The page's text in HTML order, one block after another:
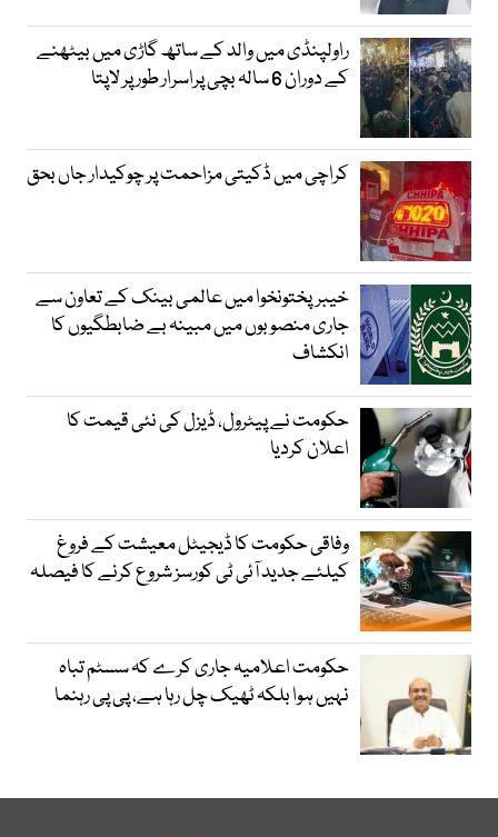
راولپنڈی میں والد کے ساتھ گاڑی میں بیٹھنے
کے دوران 6 سالہ بچی پراسرار طور پر لاپتا
کراچی میں ڈکیتی مزاحمت پر چوکیدار جاں بحق
خیبرپختونخوا میں عالمی بینک کے تعاون سے
جاری منصوبوں میں مبینہ بے ضابطگیوں کا
انکشاف
حکومت نے پیٹرول، ڈیزل کی نئی قیمت کا
اعلان کردیا
وفاقی حکومت کا ڈیجیٹل معیشت کے فروغ
کیلئے جدید آئی ٹی کورسز شروع کرنے کا فیصلہ
حکومت اعلامیہ جاری کرے کہ سسٹم تباہ
نہیں ہوا بلکہ ٹھیک چل رہا ہے، پی پی رہنما